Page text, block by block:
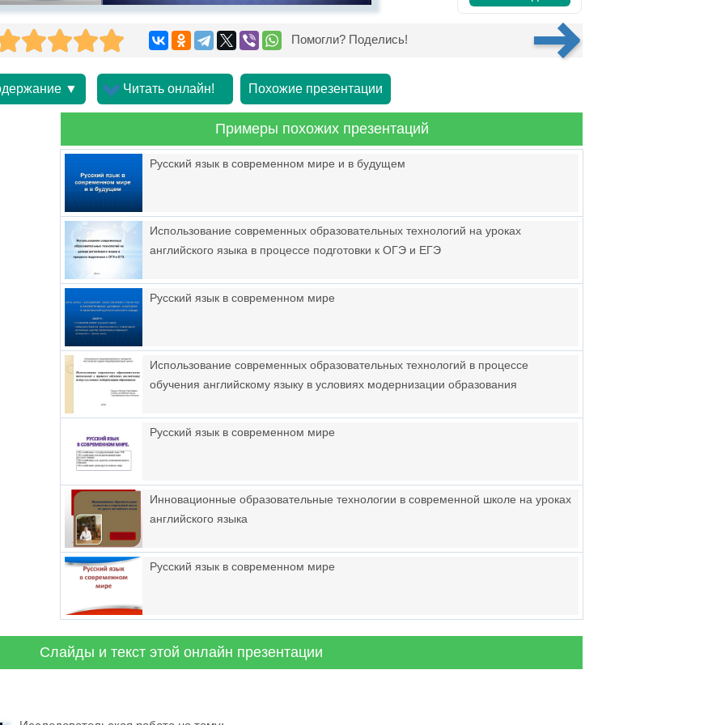
Помогли? Поделись!
▼ Читать онлайн! Похожие презентации
Примеры похожих презентаций
Русский язык в современном мире и в будущем
Использование современных образовательных технологий на уроках
английского языка в процессе подготовки к ОГЭ и ЕГЭ
Русский язык в современном мире
Использование современных образовательных технологий в процессе
обучения английскому языку в условиях модернизации образования
Русский язык в современном мире
Инновационные образовательные технологии в современной школе на уроках
английского языка
Русский язык в современном мире
Слайды и текст этой онлайн презентации